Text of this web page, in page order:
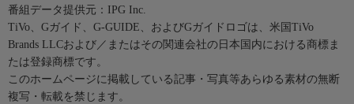
番組データ提供元：IPG Inc.
TiVo、Gガイド、G-GUIDE、およびGガイドロゴは、米国TiVo
Brands LLCおよび／またはその関連会社の日本国内における商標ま
たは登録商標です。
このホームページに掲載している記事・写真等あらゆる素材の無断
複写・転載を禁じます。